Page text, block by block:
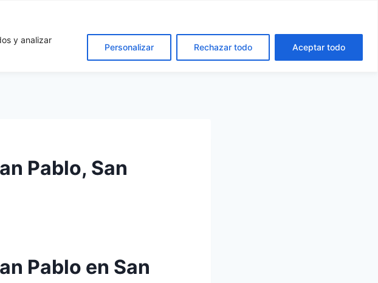
y analizar
Personalizar Rechazar todo Aceptar todo
Apóyanos! Contacto Español Català
Pablo, San
Pablo en San